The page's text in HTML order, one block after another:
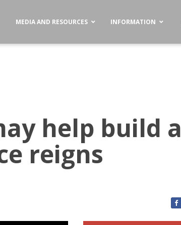
MEDIA AND RESOURCES INFORMATION
help build a
reigns